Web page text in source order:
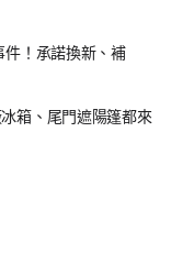
件！承諾換新、補
箱、尾門遮陽篷都來